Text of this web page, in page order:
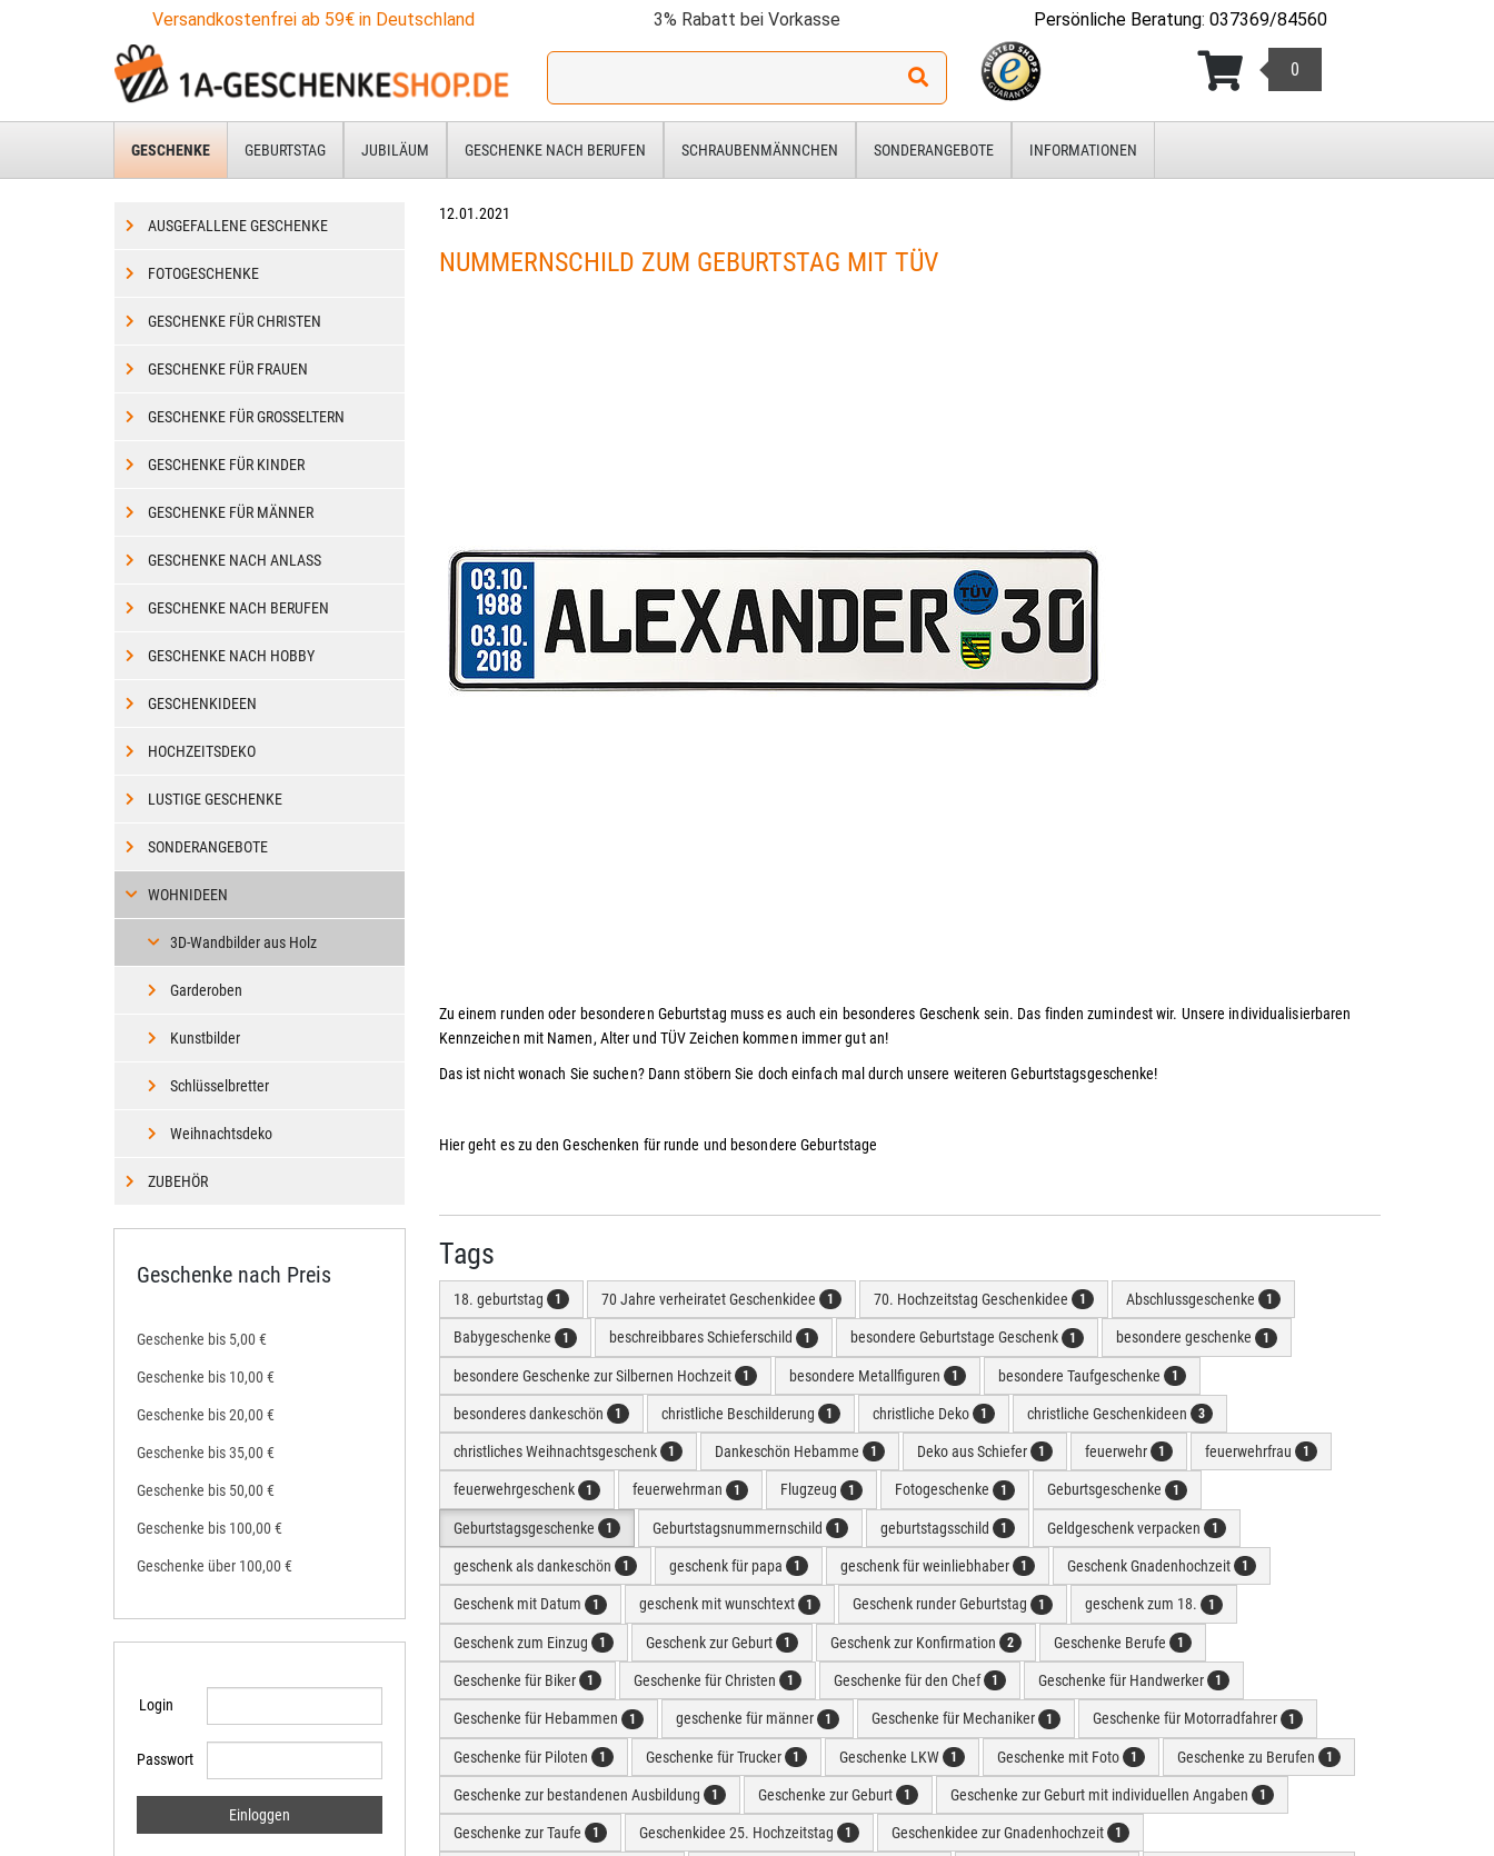
Versandkostenfrei ab 59€ in Deutschland 3% Rabatt bei Vorkasse Persönliche Beratung: 037369/84560
Ich
für:
0
GESCHENKE GEBURTSTAG JUBILÄUM GESCHENKE NACH BERUFEN SCHRAUBENMÄNNCHEN SONDERANGEBOTE INFORMATIONEN
12.01.2021
NUMMERNSCHILD ZUM GEBURTSTAG MIT TÜV
Zu einem runden oder besonderen Geburtstag muss es auch ein besonderes Geschenk sein. Das finden zumindest wir. Unsere individualisierbaren
Kennzeichen mit Namen, Alter und TÜV Zeichen kommen immer gut an!
Das ist nicht wonach Sie suchen? Dann stöbern Sie doch einfach mal durch unsere weiteren Geburtstagsgeschenke!
Hier geht es zu den Geschenken für runde und besondere Geburtstage
Tags
18. geburtstag 1 70 Jahre verheiratet Geschenkidee 1 70. Hochzeitstag Geschenkidee 1 Abschlussgeschenke 1
Babygeschenke 1 beschreibbares Schieferschild 1 besondere Geburtstage Geschenk 1 besondere geschenke 1
besondere Geschenke zur Silbernen Hochzeit 1 besondere Metallfiguren 1 besondere Taufgeschenke 1
besonderes dankeschön 1 christliche Beschilderung 1 christliche Deko 1 christliche Geschenkideen 3
christliches Weihnachtsgeschenk 1 Dankeschön Hebamme 1 Deko aus Schiefer 1 feuerwehr 1 feuerwehrfrau 1
feuerwehrgeschenk 1 feuerwehrman 1 Flugzeug 1 Fotogeschenke 1 Geburtsgeschenke 1
Geburtstagsgeschenke 1 Geburtstagsnummernschild 1 geburtstagsschild 1 Geldgeschenk verpacken 1
geschenk als dankeschön 1 geschenk für papa 1 geschenk für weinliebhaber 1 Geschenk Gnadenhochzeit 1
Geschenk mit Datum 1 geschenk mit wunschtext 1 Geschenk runder Geburtstag 1 geschenk zum 18. 1
Geschenk zum Einzug 1 Geschenk zur Geburt 1 Geschenk zur Konfirmation 2 Geschenke Berufe 1
Geschenke für Biker 1 Geschenke für Christen 1 Geschenke für den Chef 1 Geschenke für Handwerker 1
Geschenke für Hebammen 1 geschenke für männer 1 Geschenke für Mechaniker 1 Geschenke für Motorradfahrer 1
Geschenke für Piloten 1 Geschenke für Trucker 1 Geschenke LKW 1 Geschenke mit Foto 1 Geschenke zu Berufen 1
Geschenke zur bestandenen Ausbildung 1 Geschenke zur Geburt 1 Geschenke zur Geburt mit individuellen Angaben 1
Geschenke zur Taufe 1 Geschenkidee 25. Hochzeitstag 1 Geschenkidee zur Gnadenhochzeit 1
AUSGEFALLENE GESCHENKE
FOTOGESCHENKE
GESCHENKE FÜR CHRISTEN
GESCHENKE FÜR FRAUEN
GESCHENKE FÜR GROSSELTERN
GESCHENKE FÜR KINDER
GESCHENKE FÜR MÄNNER
GESCHENKE NACH ANLASS
GESCHENKE NACH BERUFEN
GESCHENKE NACH HOBBY
GESCHENKIDEEN
HOCHZEITSDEKO
LUSTIGE GESCHENKE
SONDERANGEBOTE
WOHNIDEEN
3D-Wandbilder aus Holz
Garderoben
Kunstbilder
Schlüsselbretter
Weihnachtsdeko
ZUBEHÖR
Geschenke nach Preis
Geschenke bis 5,00 €
Geschenke bis 10,00 €
Geschenke bis 20,00 €
Geschenke bis 35,00 €
Geschenke bis 50,00 €
Geschenke bis 100,00 €
Geschenke über 100,00 €
Login
Passwort